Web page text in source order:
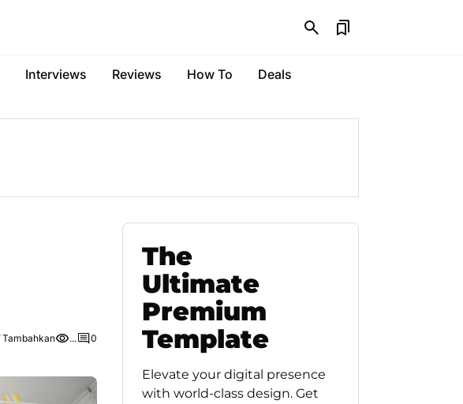
Interviews Reviews How To Deals
Tambahkan ... 0
The
Ultimate
Premium
Template
Elevate your digital presence
with world-class design. Get